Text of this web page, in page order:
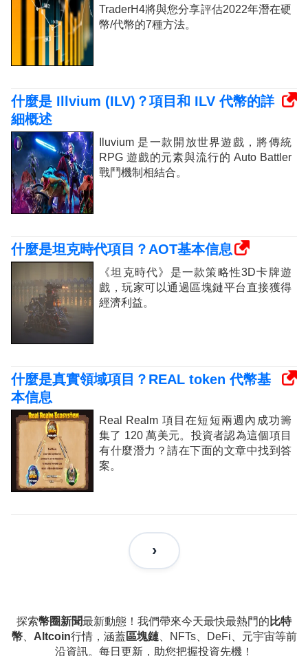
TraderH4將與您分享評估2022年潛在硬
幣/代幣的7種方法。
什麼是 Illvium (ILV)？項目和 ILV 代幣的詳
細概述
Iluvium 是一款開放世界遊戲，將傳統
RPG 遊戲的元素與流行的 Auto Battler
戰鬥機制相結合。
什麼是坦克時代項目？AOT基本信息
《坦克時代》是一款策略性3D卡牌遊
戲，玩家可以通過區塊鏈平台直接獲得
經濟利益。
什麼是真實領域項目？REAL token 代幣基
本信息
Real Realm 項目在短短兩週內成功籌
集了 120 萬美元。投資者認為這個項目
有什麼潛力？請在下面的文章中找到答
案。
探索幣圈新聞最新動態！我們帶來今天最快最熱門的 比特
幣、 Altcoin行情，涵蓋區塊鏈、NFTs、DeFi、元宇宙等前
沿資訊。每日更新，助您把握投資先機！